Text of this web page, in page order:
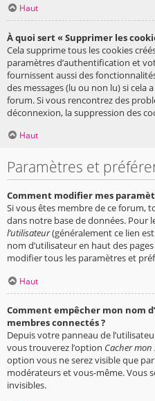
Haut
À quoi sert « Supprimer les
Cela supprime tous les cookies
paramètres d’authentification et
fournissent aussi des
des messages (lu ou non lu) si
forum. Si vous rencontrez des
déconnexion, la suppression des
Haut
Paramètres et
Comment modifier mes
Si vous êtes membre de ce forum,
dans notre base de données. Pour
l’utilisateur(généralement ce lien
nom d’utilisateur en haut des
modifier tous les paramètres et
Haut
Comment empêcher mon nom
membres connectés ?
Depuis votre panneau de
vous trouverez l’option Cacher
option vous ne serez visible que
modérateurs et vous-même. Vous
invisibles.